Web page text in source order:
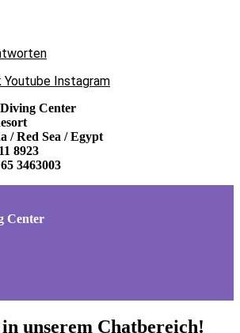
Youtube Instagram
Center
/ Red Sea / Egypt
8923
3463003
Center
unserem Chatbereich!